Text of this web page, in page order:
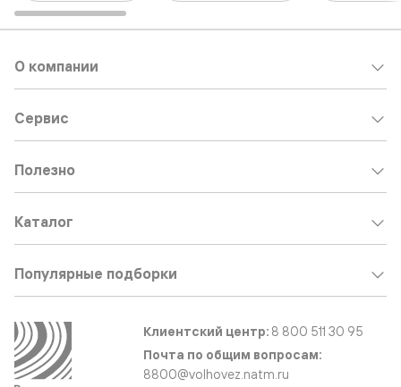
О компании
Сервис
Полезно
Каталог
Популярные подборки
Клиентский центр: 8 800 511 30 95
Почта по общим вопросам:
8800@volhovez.natm.ru